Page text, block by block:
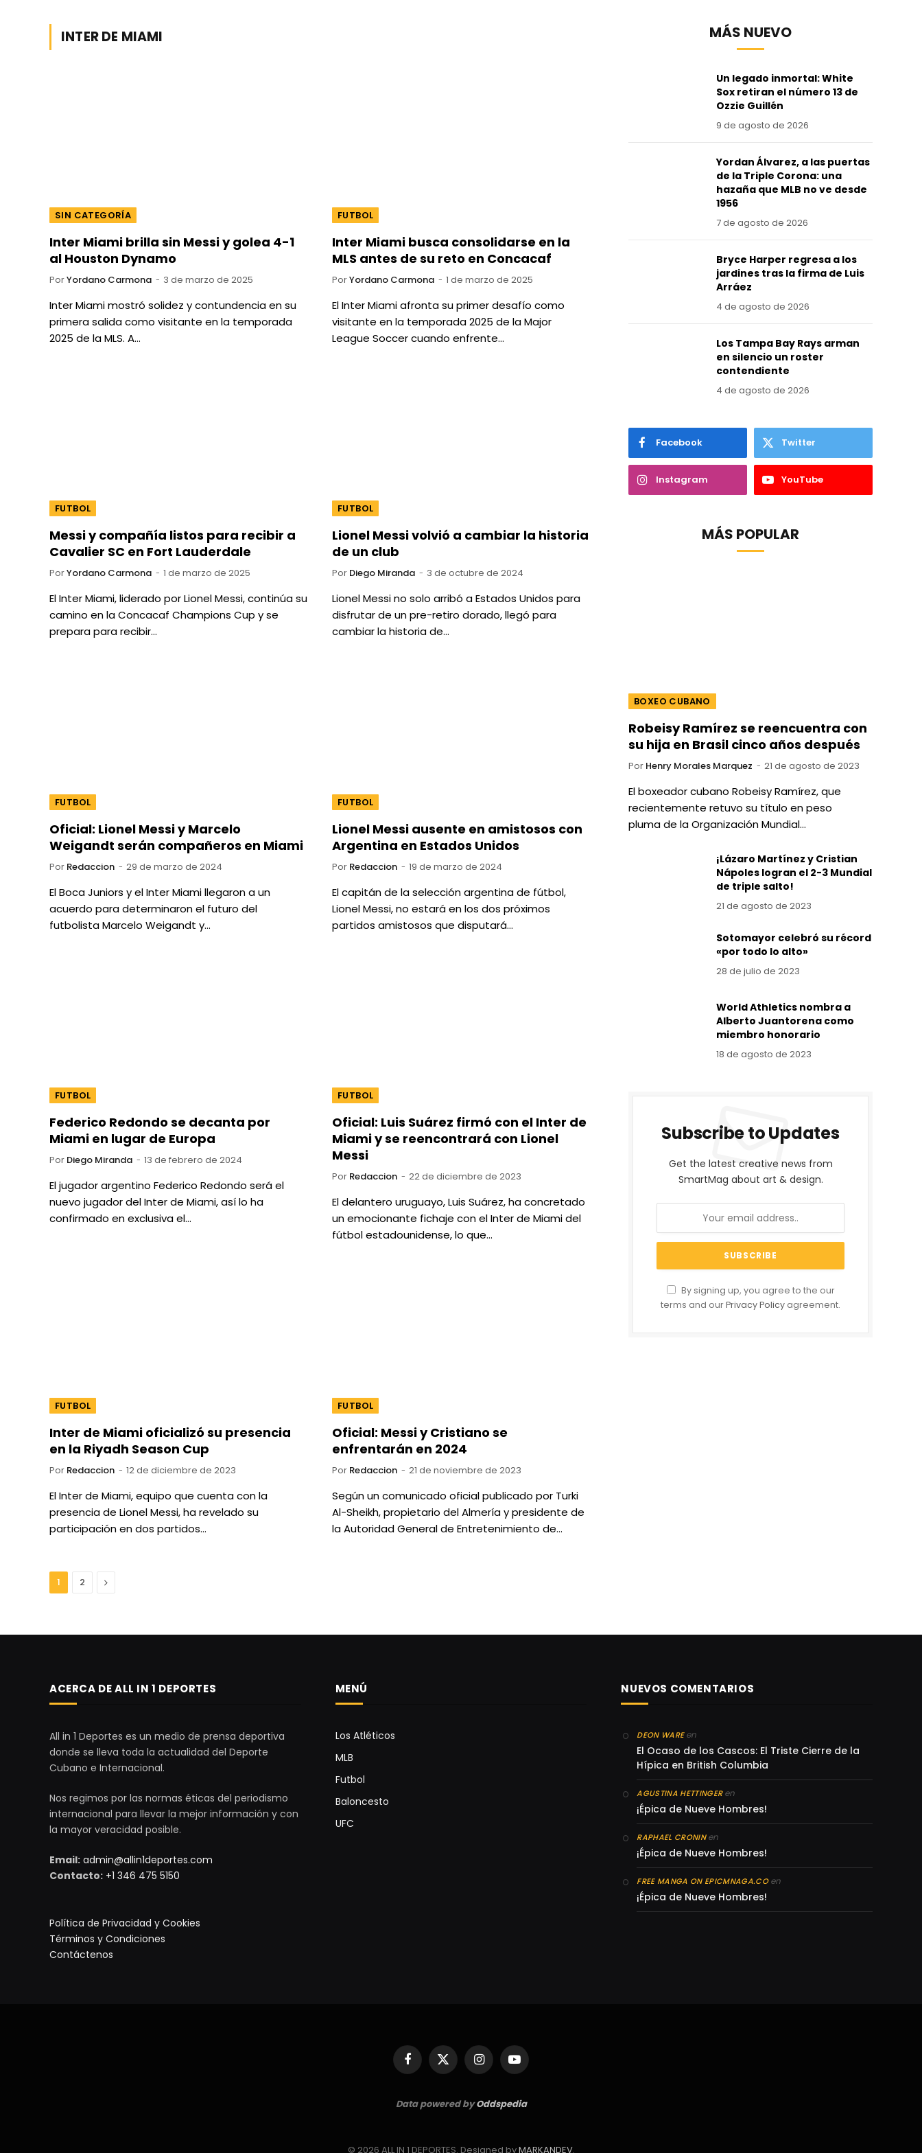
INTER DE MIAMI
SIN CATEGORÍA
Inter Miami brilla sin Messi y golea 4-1
al Houston Dynamo
PorYordano Carmona 3 de marzo de 2025
Inter Miami mostró solidez y contundencia en su
primera salida como visitante en la temporada
2025 de la MLS. A…
FUTBOL
Inter Miami busca consolidarse en la
MLS antes de su reto en Concacaf
PorYordano Carmona 1 de marzo de 2025
El Inter Miami afronta su primer desafío como
visitante en la temporada 2025 de la Major
League Soccer cuando enfrente…
FUTBOL
Messi y compañía listos para recibir a
Cavalier SC en Fort Lauderdale
PorYordano Carmona 1 de marzo de 2025
El Inter Miami, liderado por Lionel Messi, continúa su
camino en la Concacaf Champions Cup y se
prepara para recibir…
FUTBOL
Lionel Messi volvió a cambiar la historia
de un club
Por Diego Miranda 3 de octubre de 2024
Lionel Messi no solo arribó a Estados Unidos para
disfrutar de un pre-retiro dorado, llegó para
cambiar la historia de…
FUTBOL
Oficial: Lionel Messi y Marcelo
Weigandt serán compañeros en Miami
Por Redaccion 29 de marzo de 2024
El Boca Juniors y el Inter Miami llegaron a un
acuerdo para determinaron el futuro del
futbolista Marcelo Weigandt y…
FUTBOL
Lionel Messi ausente en amistosos con
Argentina en Estados Unidos
Por Redaccion 19 de marzo de 2024
El capitán de la selección argentina de fútbol,
Lionel Messi, no estará en los dos próximos
partidos amistosos que disputará…
FUTBOL
Federico Redondo se decanta por
Miami en lugar de Europa
Por Diego Miranda 13 de febrero de 2024
El jugador argentino Federico Redondo será el
nuevo jugador del Inter de Miami, así lo ha
confirmado en exclusiva el…
FUTBOL
Oficial: Luis Suárez firmó con el Inter de
Miami y se reencontrará con Lionel
Messi
Por Redaccion 22 de diciembre de 2023
El delantero uruguayo, Luis Suárez, ha concretado
un emocionante fichaje con el Inter de Miami del
fútbol estadounidense, lo que…
FUTBOL
Inter de Miami oficializó su presencia
en la Riyadh Season Cup
Por Redaccion 12 de diciembre de 2023
El Inter de Miami, equipo que cuenta con la
presencia de Lionel Messi, ha revelado su
participación en dos partidos…
FUTBOL
Oficial: Messi y Cristiano se
enfrentarán en 2024
Por Redaccion 21 de noviembre de 2023
Según un comunicado oficial publicado por Turki
Al-Sheikh, propietario del Almería y presidente de
la Autoridad General de Entretenimiento de…
1 2 Next
MÁS NUEVO
Un legado inmortal: White
Sox retiran el número 13 de
Ozzie Guillén
9 de agosto de 2026
Yordan Álvarez, a las puertas
de la Triple Corona: una
hazaña que MLB no ve desde
1956
7 de agosto de 2026
Bryce Harper regresa a los
jardines tras la firma de Luis
Arráez
4 de agosto de 2026
Los Tampa Bay Rays arman
en silencio un roster
contendiente
4 de agosto de 2026
Facebook Twitter
Instagram YouTube
MÁS POPULAR
BOXEO CUBANO
Robeisy Ramírez se reencuentra con
su hija en Brasil cinco años después
Por Henry Morales Marquez 21 de agosto de 2023
El boxeador cubano Robeisy Ramírez, que
recientemente retuvo su título en peso
pluma de la Organización Mundial…
¡Lázaro Martínez y Cristian
Nápoles logran el 2-3 Mundial
de triple salto!
21 de agosto de 2023
Sotomayor celebró su récord
«por todo lo alto»
28 de julio de 2023
World Athletics nombra a
Alberto Juantorena como
miembro honorario
18 de agosto de 2023
Subscribe to Updates
Get the latest creative news from
SmartMag about art & design.
By signing up, you agree to the our
terms and ourPrivacy Policy agreement.
ACERCA DE ALL IN 1 DEPORTES
All in 1 Deportes es un medio de prensa deportiva
donde se lleva toda la actualidad del Deporte
Cubano e Internacional.
Nos regimos por las normas éticas del periodismo
internacional para llevar la mejor información y con
la mayor veracidad posible.
Email: admin@allin1deportes.com
Contacto: +1 346 475 5150
Política de Privacidad y Cookies
Términos y Condiciones
Contáctenos
MENÚ
Los Atléticos
MLB
Futbol
Baloncesto
UFC
NUEVOS COMENTARIOS
DEON WAREen
El Ocaso de los Cascos: El Triste Cierre de la
Hípica en British Columbia
AGUSTINA HETTINGERen
¡Épica de Nueve Hombres!
RAPHAEL CRONINen
¡Épica de Nueve Hombres!
FREE MANGA ON EPICMNAGA.COen
¡Épica de Nueve Hombres!
Facebook
X
(Twitter)
InstagramYouTube
Data powered byOddspedia
© 2026 ALL IN 1 DEPORTES. Designed byMARKANDEV.